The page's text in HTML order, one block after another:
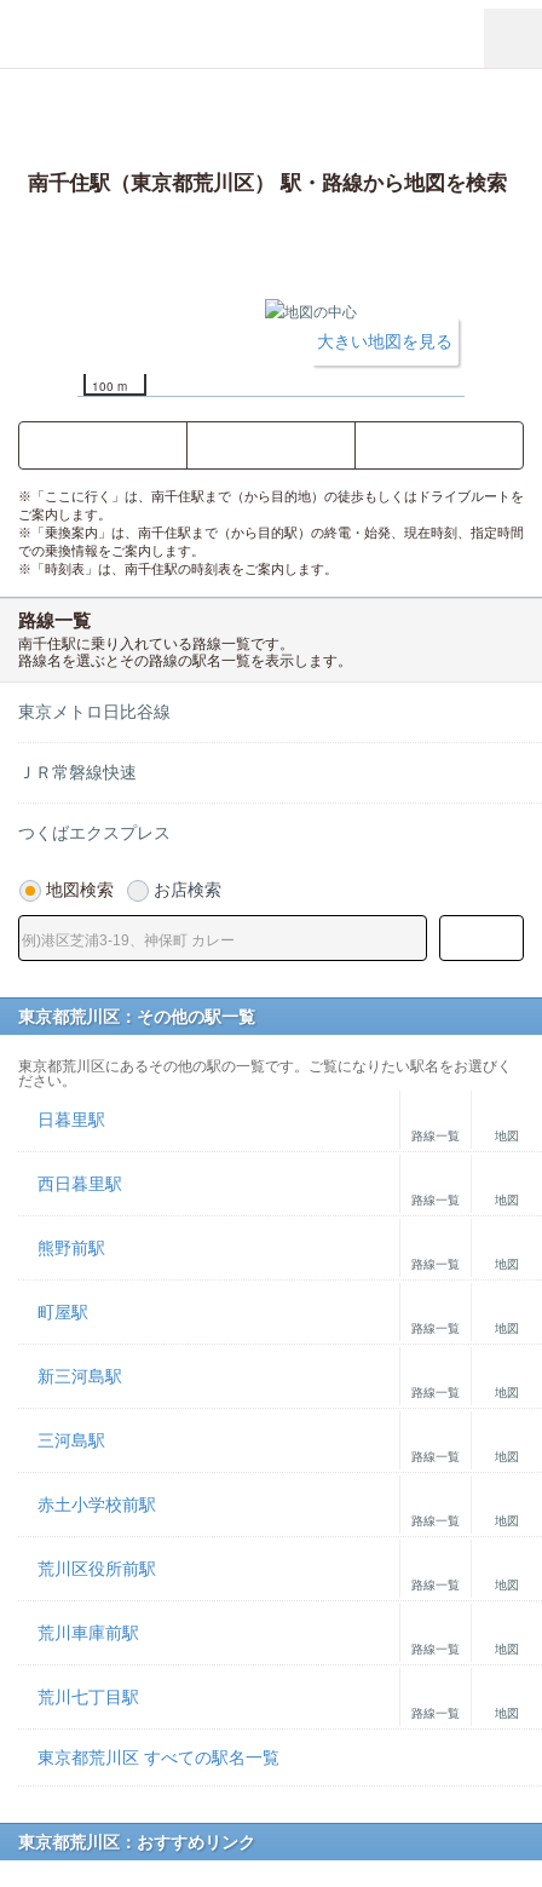
南千住駅（東京都荒川区） 駅・路線から地図を検索
100 m
大きい地図を見る
※「ここに行く」は、南千住駅まで（から目的地）の徒歩もしくはドライブルートを
ご案内します。
※「乗換案内」は、南千住駅まで（から目的駅）の終電・始発、現在時刻、指定時間
での乗換情報をご案内します。
※「時刻表」は、南千住駅の時刻表をご案内します。
路線一覧
南千住駅に乗り入れている路線一覧です。
路線名を選ぶとその路線の駅名一覧を表示します。
東京メトロ日比谷線
ＪＲ常磐線快速
つくばエクスプレス
地図検索 お店検索
東京都荒川区：その他の駅一覧
東京都荒川区にあるその他の駅の一覧です。ご覧になりたい駅名をお選びく
ださい。
日暮里駅
路線一覧 地図
西日暮里駅
路線一覧 地図
熊野前駅
路線一覧 地図
町屋駅
路線一覧 地図
新三河島駅
路線一覧 地図
三河島駅
路線一覧 地図
赤土小学校前駅
路線一覧 地図
荒川区役所前駅
路線一覧 地図
荒川車庫前駅
路線一覧 地図
荒川七丁目駅
路線一覧 地図
東京都荒川区 すべての駅名一覧
東京都荒川区：おすすめリンク